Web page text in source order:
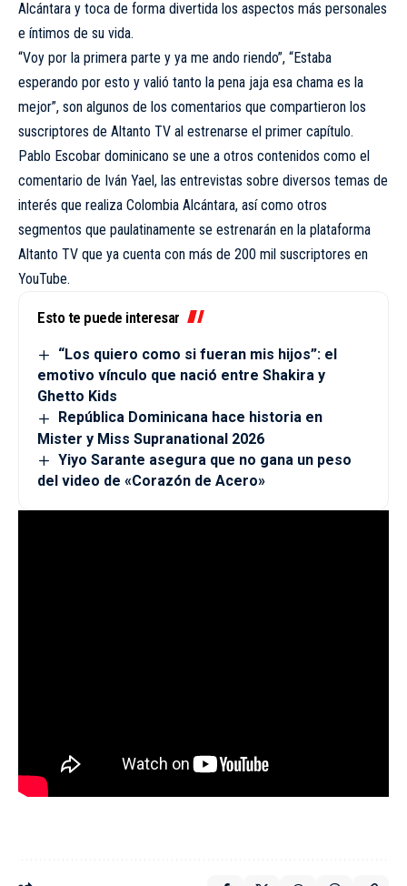
Alcántara y toca de forma divertida los aspectos más personales
e íntimos de su vida.
“Voy por la primera parte y ya me ando riendo”, “Estaba
esperando por esto y valió tanto la pena jaja esa chama es la
mejor”, son algunos de los comentarios que compartieron los
suscriptores de Altanto TV al estrenarse el primer capítulo.
Pablo Escobar dominicano se une a otros contenidos como el
comentario de Iván Yael, las entrevistas sobre diversos temas de
interés que realiza Colombia Alcántara, así como otros
segmentos que paulatinamente se estrenarán en la plataforma
Altanto TV que ya cuenta con más de 200 mil suscriptores en
YouTube.
Esto te puede interesar
“Los quiero como si fueran mis hijos”: el
emotivo vínculo que nació entre Shakira y
Ghetto Kids
República Dominicana hace historia en
Mister y Miss Supranational 2026
Yiyo Sarante asegura que no gana un peso
del video de «Corazón de Acero»